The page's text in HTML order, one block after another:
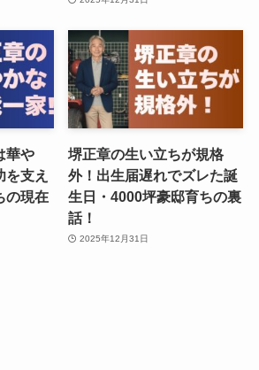
華や
を支え
の現在
堺正章の生い立ちが規格
外！出生届遅れでズレた誕
生日・4000坪豪邸育ちの裏
話！
2025年12月31日